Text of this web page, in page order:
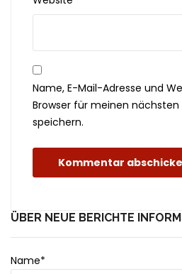
Name, E-Mail-Adresse und
Browser für meinen
speichern.
ÜBER NEUE BERICHTE
Name*